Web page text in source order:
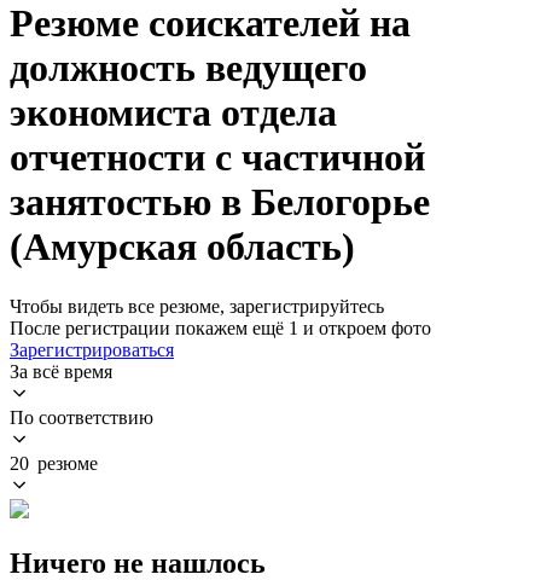
Резюме соискателей на
должность ведущего
экономиста отдела
отчетности с частичной
занятостью в Белогорье
(Амурская область)
Чтобы видеть все резюме, зарегистрируйтесь
После регистрации покажем ещё 1 и откроем фото
Зарегистрироваться
За всё время
По соответствию
20 резюме
Ничего не нашлось